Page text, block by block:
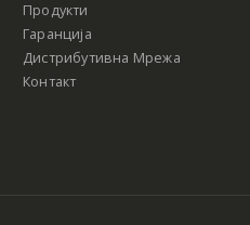
Продукти
Гаранција
Дистрибутивна Мрежа
Контакт